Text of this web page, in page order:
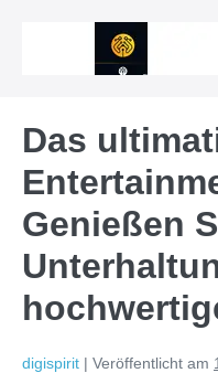
Das
Genießen
digispirit | Veröffentlicht am